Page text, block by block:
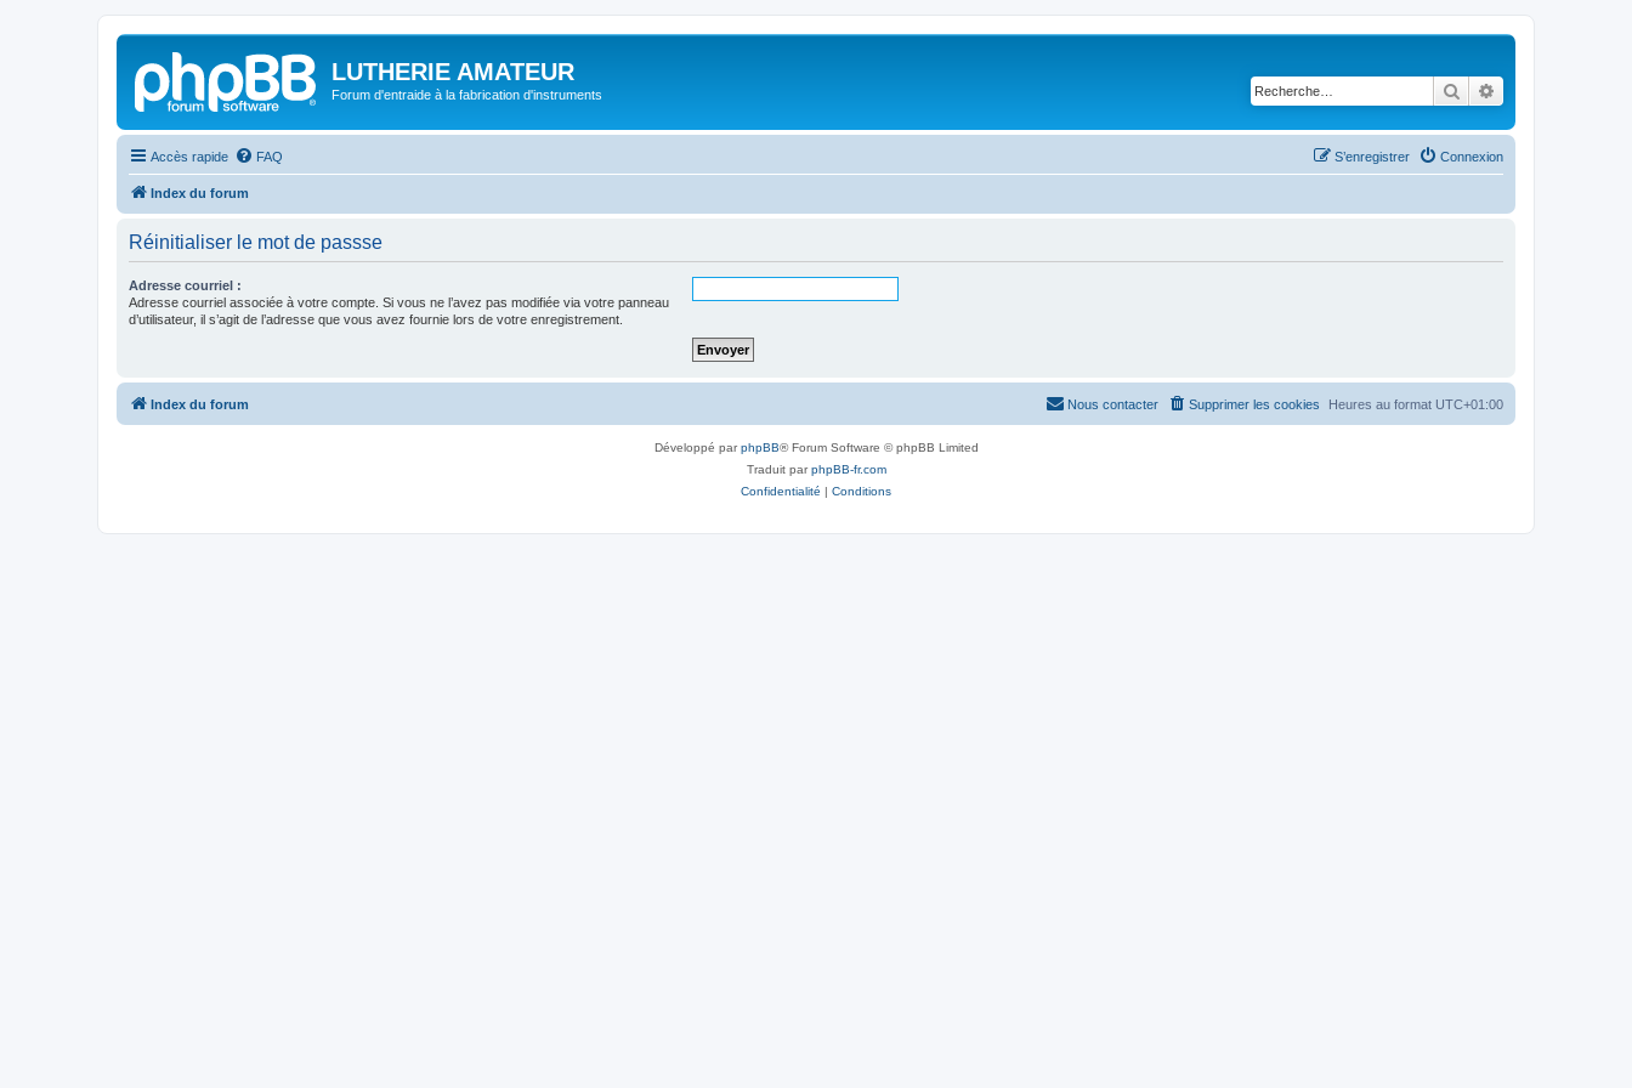
LUTHERIE AMATEUR
Forum d'entraide à la fabrication d'instruments Rechercher
Accès rapide FAQ Connexion
S’enregistrer
Index du forum
Réinitialiser le mot de passse
Adresse courriel :
Adresse courriel associée à votre compte. Si vous ne l’avez pas modifiée via votre panneau
d’utilisateur, il s’agit de l’adresse que vous avez fournie lors de votre enregistrement.
Index du forum Heures au format UTC+01:00
Supprimer les cookies
Nous contacter
Développé parphpBB® Forum Software © phpBB Limited
Traduit parphpBB-fr.com
Confidentialité | Conditions